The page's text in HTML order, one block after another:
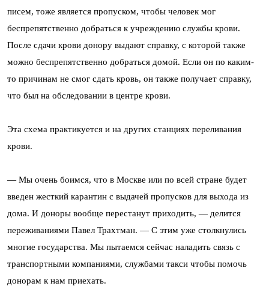
писем, тоже является пропуском, чтобы человек мог
беспрепятственно добраться к учреждению службы крови.
После сдачи крови донору выдают справку, с которой также
можно беспрепятственно добраться домой. Если он по каким-
то причинам не смог сдать кровь, он также получает справку,
что был на обследовании в центре крови.
Эта схема практикуется и на других станциях переливания
крови.
— Мы очень боимся, что в Москве или по всей стране будет
введен жесткий карантин с выдачей пропусков для выхода из
дома. И доноры вообще перестанут приходить, — делится
переживаниями Павел Трахтман. — С этим уже столкнулись
многие государства. Мы пытаемся сейчас наладить связь с
транспортными компаниями, службами такси чтобы помочь
донорам к нам приехать.